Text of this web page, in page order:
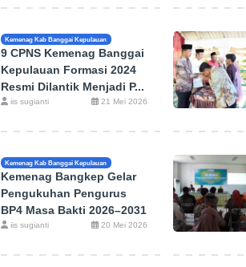
Kemenag Kab Banggai Kepulauan
9 CPNS Kemenag Banggai
Kepulauan Formasi 2024
Resmi Dilantik Menjadi P...
iis sugianti 21 Mei 2026
Kemenag Kab Banggai Kepulauan
Kemenag Bangkep Gelar
Pengukuhan Pengurus
BP4 Masa Bakti 2026–2031
iis sugianti 20 Mei 2026